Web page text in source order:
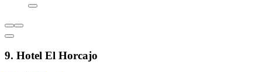
9. Hotel El Horcajo